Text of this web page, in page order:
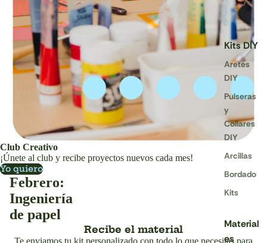
Kits DIY
Aretes
DIY
Pulseras
y
Collares
DIY
Arcillas
Bordado
Kits
Material
es
Club Creativo
¡Únete al club y recibe proyectos nuevos cada mes!
Yo quiero
Febrero:
Ingeniería
de papel
Recibe el material
Te enviamos tu kit personalizado con todo lo que necesitas para